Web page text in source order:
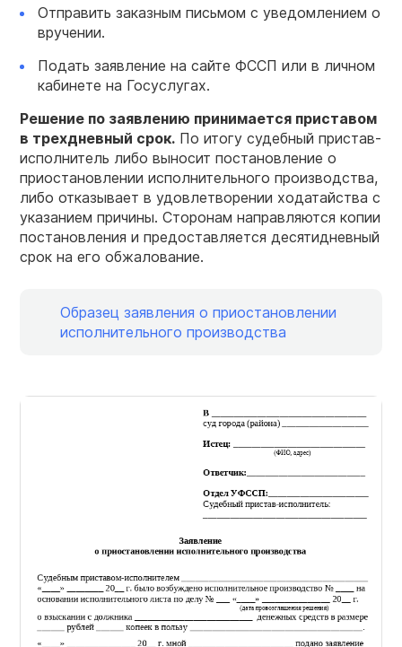
Отправить заказным письмом с уведомлением о
вручении.
Подать заявление на сайте ФССП или в личном
кабинете на Госуслугах.
Решение по заявлению принимается приставом
в трехдневный срок. По итогу судебный пристав-
исполнитель либо выносит постановление о
приостановлении исполнительного производства,
либо отказывает в удовлетворении ходатайства с
указанием причины. Сторонам направляются копии
постановления и предоставляется десятидневный
срок на его обжалование.
Образец заявления о приостановлении
исполнительного производства